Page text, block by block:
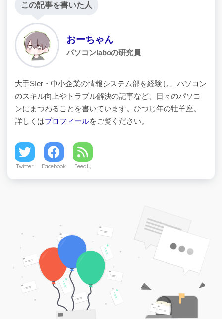
この記事を書いた人
おーちゃん
パソコンlaboの研究員
大手SIer・中小企業の情報システム部を経験し、パソコン
のスキル向上やトラブル解決の記事など、日々のパソコ
ンにまつわることを書いています。ひつじ年の牡羊座。
詳しくはプロフィールをご覧ください。
Twitter Facebook Feedly